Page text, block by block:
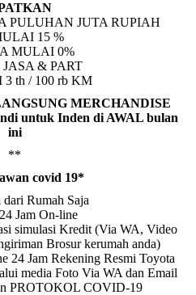
PULUHAN JUTA RUPIAH
15 %
MULAI 0%
& PART
th / 100 rb KM
MERCHANDISE
untuk Inden di AWAL bulan
ini
**
covid 19*
Rumah Saja
Jam On-line
simulasi Kredit (Via WA, Video
Brosur kerumah anda)
24 Jam Rekening Resmi Toyota
media Foto Via WA dan Email
PROTOKOL COVID-19